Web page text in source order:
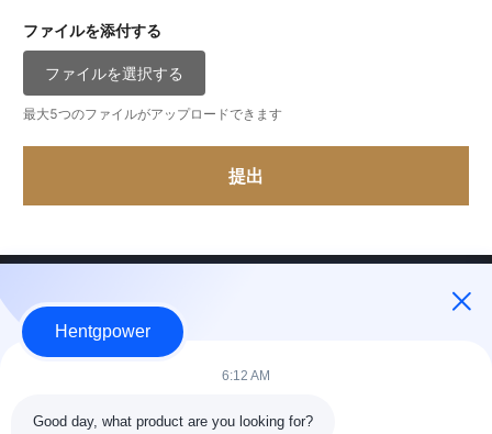
ファイルを添付する
ファイルを選択する
最大5つのファイルがアップロードできます
提出
+86-15074989773
Hentgpower
6:12 AM
Good day, what product are you looking for?